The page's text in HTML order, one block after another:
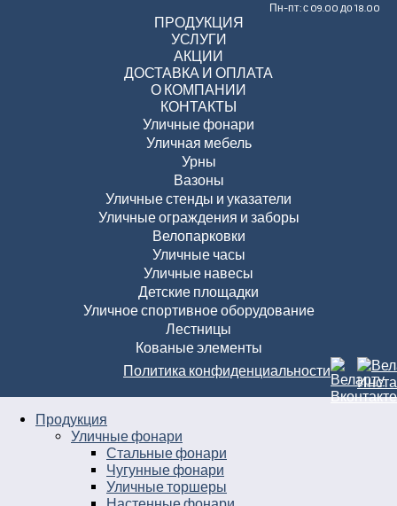
Пн-пт: с 09.00 до 18.00
ПРОДУКЦИЯ
УСЛУГИ
АКЦИИ
ДОСТАВКА И ОПЛАТА
О КОМПАНИИ
КОНТАКТЫ
Уличные фонари
Уличная мебель
Урны
Вазоны
Уличные стенды и указатели
Уличные ограждения и заборы
Велопарковки
Уличные часы
Уличные навесы
Детские площадки
Уличное спортивное оборудование
Лестницы
Кованые элементы
Политика конфиденциальности
Продукция
Уличные фонари
Стальные фонари
Чугунные фонари
Уличные торшеры